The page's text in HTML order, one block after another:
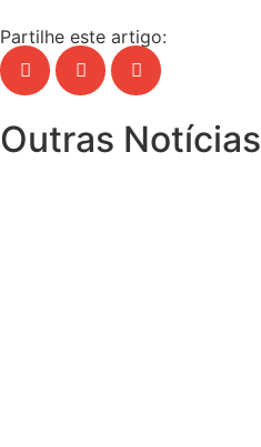
Partilhe este artigo:
Outras Notícias